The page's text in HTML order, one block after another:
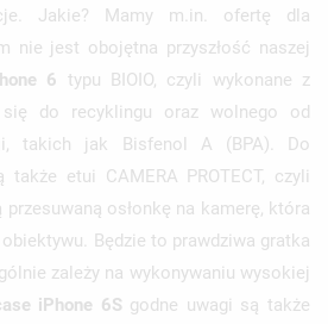
Jakie? Mamy m.in. ofertę dla
nie jest obojętna przyszłość naszej
6 typu BIOIO, czyli wykonane z
się do recyklingu oraz wolnego od
takich jak Bisfenol A (BPA). Do
etui CAMERA PROTECT, czyli
osłonkę na kamerę, która
Będzie to prawdziwa gratka
zależy na wykonywaniu wysokiej
iPhone 6S godne uwagi są także